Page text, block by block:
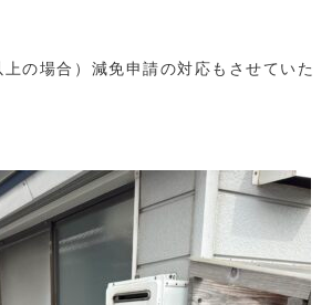
の場合）減免申請の対応もさせていた